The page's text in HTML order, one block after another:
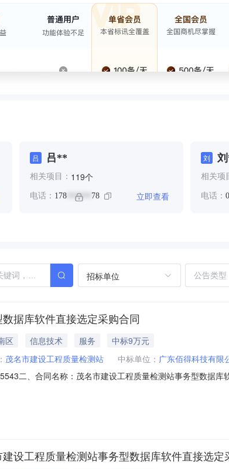
吕 吕**
相关项目： 119个
电话： 178****** 78 立即查看
刘
相关项
电话：
招标单位
据库软件直接选定采购合同
区 信息技术 服务
中标9万元
茂名市建设工程质量检测站 中标单位： 广东佰得科技有限
二、合同名称：茂名市建设工程质量检测站事务型数据
区茂羊路123号大院1号801房联系方式：15889828898六、
设工程质量检测站事务型数据库软件直接选